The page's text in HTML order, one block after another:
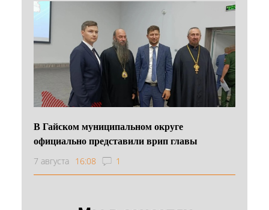
В Гайском муниципальном округе
официально представили врип главы
7 августа 16:08 1